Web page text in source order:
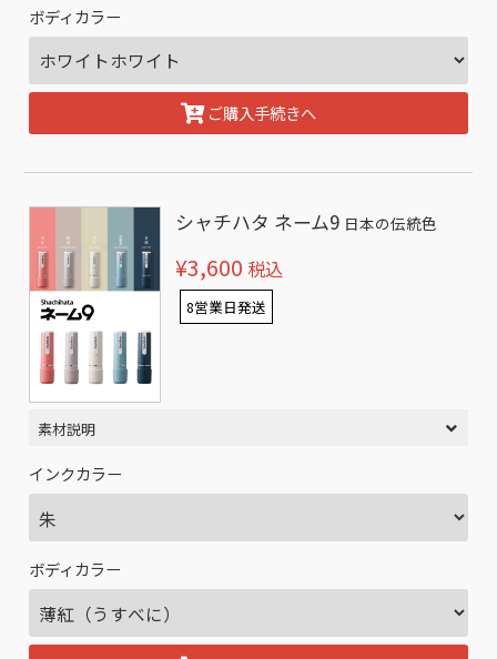
ボディカラー
ご購入手続きへ
シャチハタ ネーム9 日本の伝統色
¥3,600 税込
8営業日発送
素材説明
インクカラー
ボディカラー